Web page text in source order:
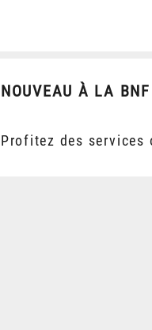
NOUVEAU À LA
Profitez des